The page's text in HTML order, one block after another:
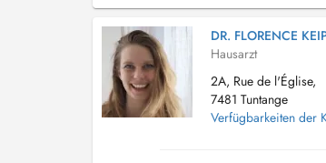
DR. FLORENCE
Hausarzt
2A, Rue de l'Église,
7481 Tuntange
Verfügbarkeiten der